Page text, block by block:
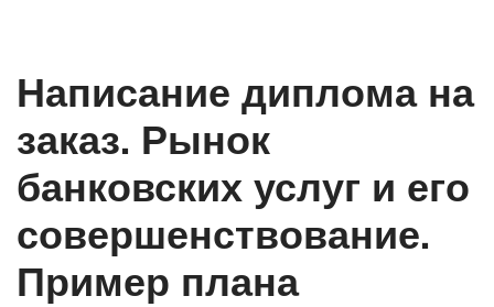
Написание диплома на
заказ. Рынок
банковских услуг и его
совершенствование.
Пример плана